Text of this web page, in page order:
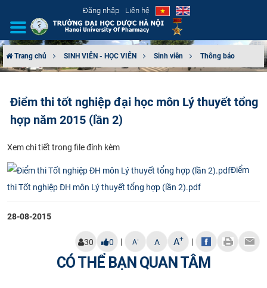
Đăng nhập Liên hệ
CƠ CẤU TỔ CHỨC
ĐÀO TẠO
ĐẢM BẢO CHẤT LƯỢNG
Trang chủ SINH VIÊN - HỌC VIÊN Sinh viên Thông báo
Điểm thi tốt nghiệp đại học môn Lý thuyết tổng
hợp năm 2015 (lần 2)
Xem chi tiết trong file đính kèm
Điểm
thi Tốt nghiệp ĐH môn Lý thuyết tổng hợp (lần 2).pdf
28-08-2015
30 0 | A- A A+ |
CÓ THỂ BẠN QUAN TÂM